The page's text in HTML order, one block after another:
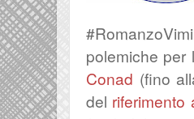
polemiche per
Conad (fino
del riferimento